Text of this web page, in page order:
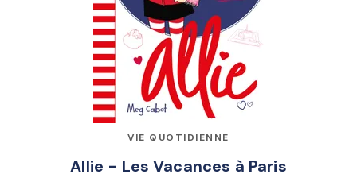
VIE QUOTIDIENNE
Allie - Les Vacances à Paris